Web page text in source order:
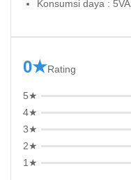
Konsumsi daya : 5VA
0★Rating
5★
4★
3★
2★
1★